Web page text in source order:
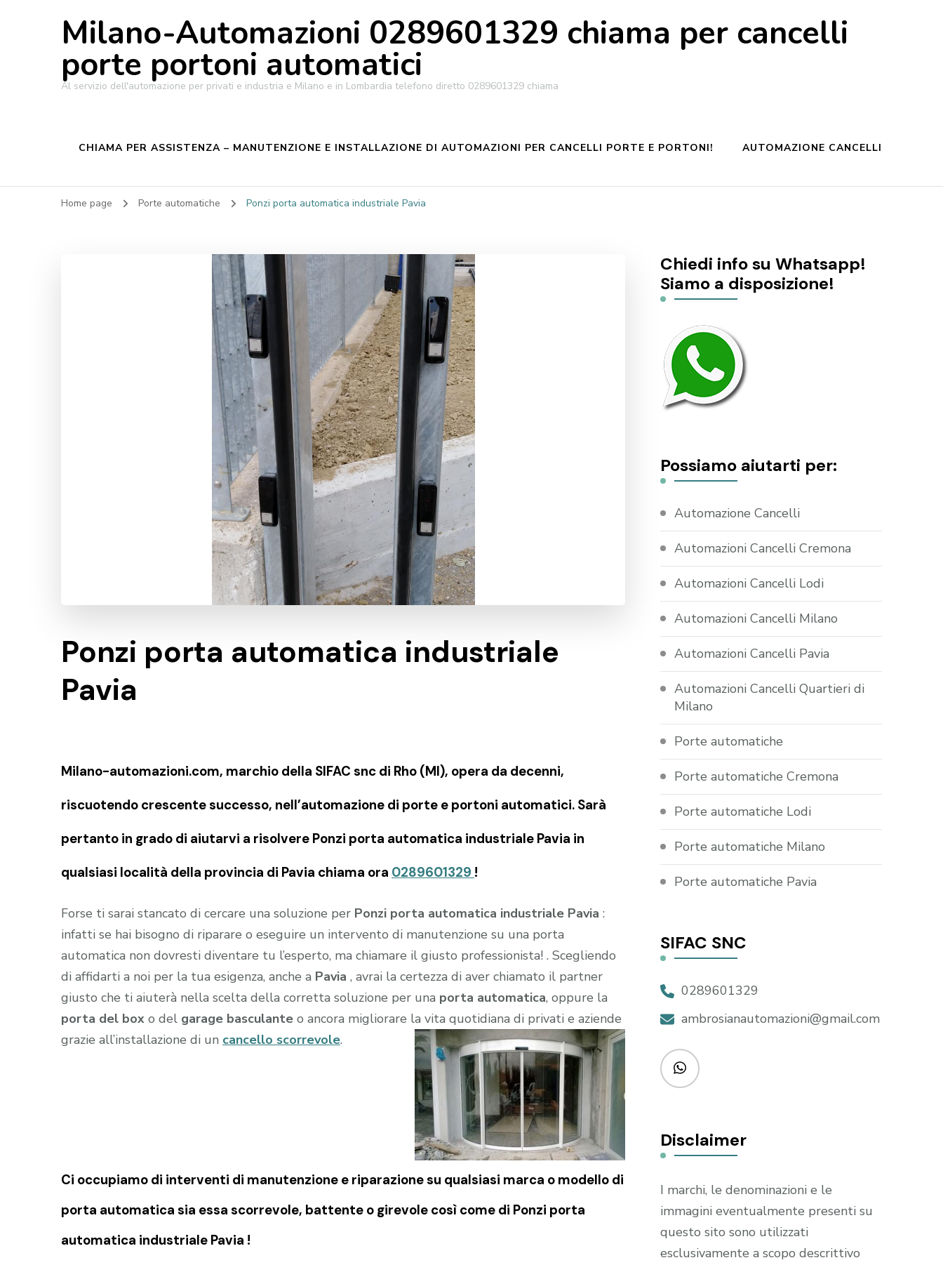
Milano-Automazioni 0289601329 chiama per cancelli
porte portoni automatici
Al servizio dell'automazione per privati e industria e Milano e in Lombardia telefono diretto 0289601329 chiama
CHIAMA PER ASSISTENZA – MANUTENZIONE E INSTALLAZIONE DI AUTOMAZIONI PER CANCELLI PORTE E PORTONI! AUTOMAZIONE CANCELLI
Home page Porte automatiche Ponzi porta automatica industriale Pavia
Ponzi porta automatica industriale
Pavia
Milano-automazioni.com, marchio della SIFAC snc di Rho (MI), opera da decenni,
riscuotendo crescente successo, nell’automazione di porte e portoni automatici. Sarà
pertanto in grado di aiutarvi a risolvere Ponzi porta automatica industriale Pavia in
qualsiasi località della provincia di Pavia chiama ora 0289601329 !
Forse ti sarai stancato di cercare una soluzione per Ponzi porta automatica industriale Pavia :
infatti se hai bisogno di riparare o eseguire un intervento di manutenzione su una porta
automatica non dovresti diventare tu l’esperto, ma chiamare il giusto professionista! . Scegliendo
di affidarti a noi per la tua esigenza, anche a Pavia , avrai la certezza di aver chiamato il partner
giusto che ti aiuterà nella scelta della corretta soluzione per una porta automatica, oppure la
porta del box o del garage basculante o ancora migliorare la vita quotidiana di privati e aziende
grazie all’installazione di un cancello scorrevole.
Ci occupiamo di interventi di manutenzione e riparazione su qualsiasi marca o modello di
porta automatica sia essa scorrevole, battente o girevole così come di Ponzi porta
automatica industriale Pavia !
Chiedi info su Whatsapp!
Siamo a disposizione!
Possiamo aiutarti per:
Automazione Cancelli
Automazioni Cancelli Cremona
Automazioni Cancelli Lodi
Automazioni Cancelli Milano
Automazioni Cancelli Pavia
Automazioni Cancelli Quartieri di
Milano
Porte automatiche
Porte automatiche Cremona
Porte automatiche Lodi
Porte automatiche Milano
Porte automatiche Pavia
SIFAC SNC
0289601329
ambrosianautomazioni@gmail.com
Disclaimer
I marchi, le denominazioni e le
immagini eventualmente presenti su
questo sito sono utilizzati
esclusivamente a scopo descrittivo